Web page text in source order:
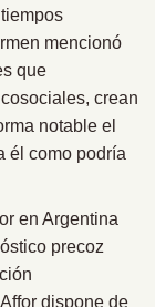
mencionó
que
crean
notable el
él como podría
en Argentina
precoz
dispone de